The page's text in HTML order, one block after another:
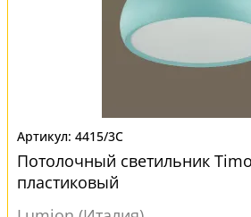
4415/3C
Потолочный светильник
пластиковый